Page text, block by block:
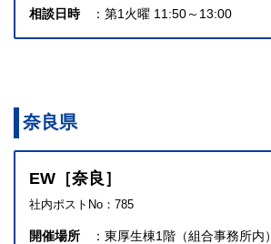
相談日時
第1火曜 11:50～13:00
奈良県
EW［奈良］
社内ポストNo：785
開催場所
東厚生棟1階（組合事務所内）